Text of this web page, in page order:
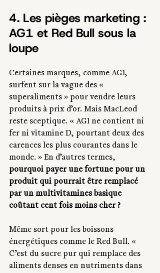
4. Les pièges marketing :
AG1 et Red Bull sous la
loupe
Certaines marques, comme AG1,
surfent sur la vague des «
superaliments » pour vendre leurs
produits à prix d’or. Mais MacLeod
reste sceptique. « AG1 ne contient ni
fer ni vitamine D, pourtant deux des
carences les plus courantes dans le
monde. » En d’autres termes,
pourquoi payer une fortune pour un
produit qui pourrait être remplacé
par un multivitamines basique
coûtant cent fois moins cher ?
Même sort pour les boissons
énergétiques comme le Red Bull. «
C’est du sucre pur qui remplace des
aliments denses en nutriments dans